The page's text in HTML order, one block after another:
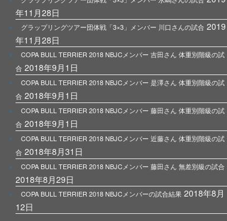
年11月28日
グラップリングツアー団体戦「3×3」メンバー 川口さんの試合 2019
年11月28日
COPA BULL TERRIER 2018 NBJCメンバー 吉田さん 体重別階級の試
合 2018年9月1日
COPA BULL TERRIER 2018 NBJCメンバー 是澤さん 体重別階級の試
合 2018年9月1日
COPA BULL TERRIER 2018 NBJCメンバー 藤田さん 体重別階級の試
合 2018年9月1日
COPA BULL TERRIER 2018 NBJCメンバー 近藤さん 体重別階級の試
合 2018年8月31日
COPA BULL TERRIER 2018 NBJCメンバー 藤田さん 無差別級の試合
2018年8月29日
COPA BULL TERRIER 2018 NBJCメンバーの試合結果 2018年8月
12日